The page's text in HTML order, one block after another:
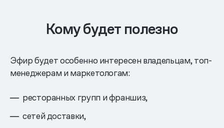
Кому будет полезно
Эфир будет особенно интересен владельцам, топ-
менеджерам и маркетологам:
ресторанных групп и франшиз,
сетей доставки,